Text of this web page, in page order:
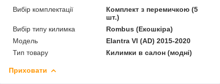
Вибір комплектації
Комплект з перемичкою (5
шт.)
Вибір типу килимка
Rombus (Екошкіра)
Мoдель
Elantra VI (AD) 2015-2020
Тип товару
Килимки в салон (модні)
Приховати